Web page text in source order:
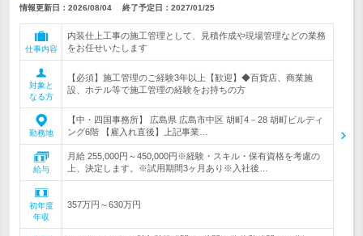
情報更新日：2026/08/04 終了予定日： 2027/01/25
仕事内容
内装仕上工事の施工管理として、見積作成や現場管理などの業務
をお任せいたします
対象と
なる方
【必須】施工管理のご経験3年以上【歓迎】◆百貨店、商業施
設、ホテル等で施工管理の経験をお持ちの方
勤務地
【中・四国事務所】 広島県 広島市中区 胡町4－28 胡町ビルディ
ング6階 【雇入れ直後】上記事業…
給与
月給 255,000円～450,000円※経験・スキル・保有資格を考慮の
上、決定します。※試用期間3ヶ月あり※入社後…
初年度
年収
357万円～630万円